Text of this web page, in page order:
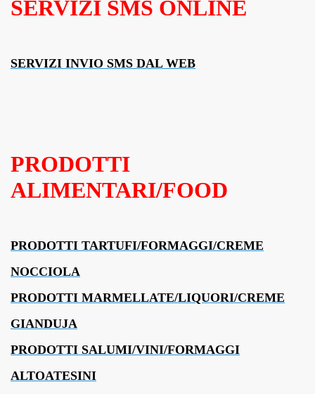
SERVIZI SMS ONLINE
SERVIZI INVIO SMS DAL WEB
PRODOTTI
ALIMENTARI/FOOD
PRODOTTI TARTUFI/FORMAGGI/CREME
NOCCIOLA
PRODOTTI MARMELLATE/LIQUORI/CREME
GIANDUJA
PRODOTTI SALUMI/VINI/FORMAGGI
ALTOATESINI